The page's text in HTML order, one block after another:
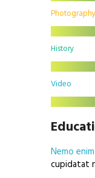
Photography
History
Video
Nemo
cupidatat